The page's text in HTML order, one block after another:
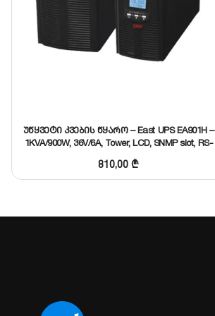
ნომინალური ტევადობა
მაქს. განმუხტვის დენი
ზომები (L x W x H)
უწყვეტი კვების წყარო – East UPS EA901H –
1KVA/900W, 36V/6A, Tower, LCD, SNMP slot, RS-
810,00₾